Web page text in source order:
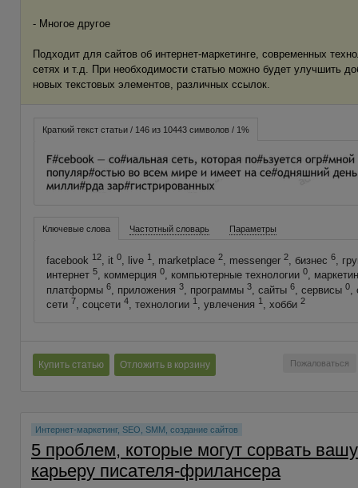
- Многое другое
Подходит для сайтов об интернет-маркетинге, современных
сетях и т.д. При необходимости статью можно будет улучшить
новых текстовых элементов, различных ссылок.
Краткий текст статьи / 146 из 10443 символов / 1%
Ключевые слова Частотный словарь Параметры
facebook 12, it 0, live 1, marketplace 2, messenger 2, бизнес 6,
интернет 5, коммерция 0, компьютерные технологии 0,
платформы 6, приложения 3, программы 3, сайты 6, сервисы 0,
сети 7, соцсети 4, технологии 1, увлечения 1, хобби 2
Пожаловаться
Купить статью Отложить в корзину
Интернет-маркетинг, SEO, SMM, создание сайтов
5 проблем, которые могут сорвать вашу
карьеру писателя-фрилансера